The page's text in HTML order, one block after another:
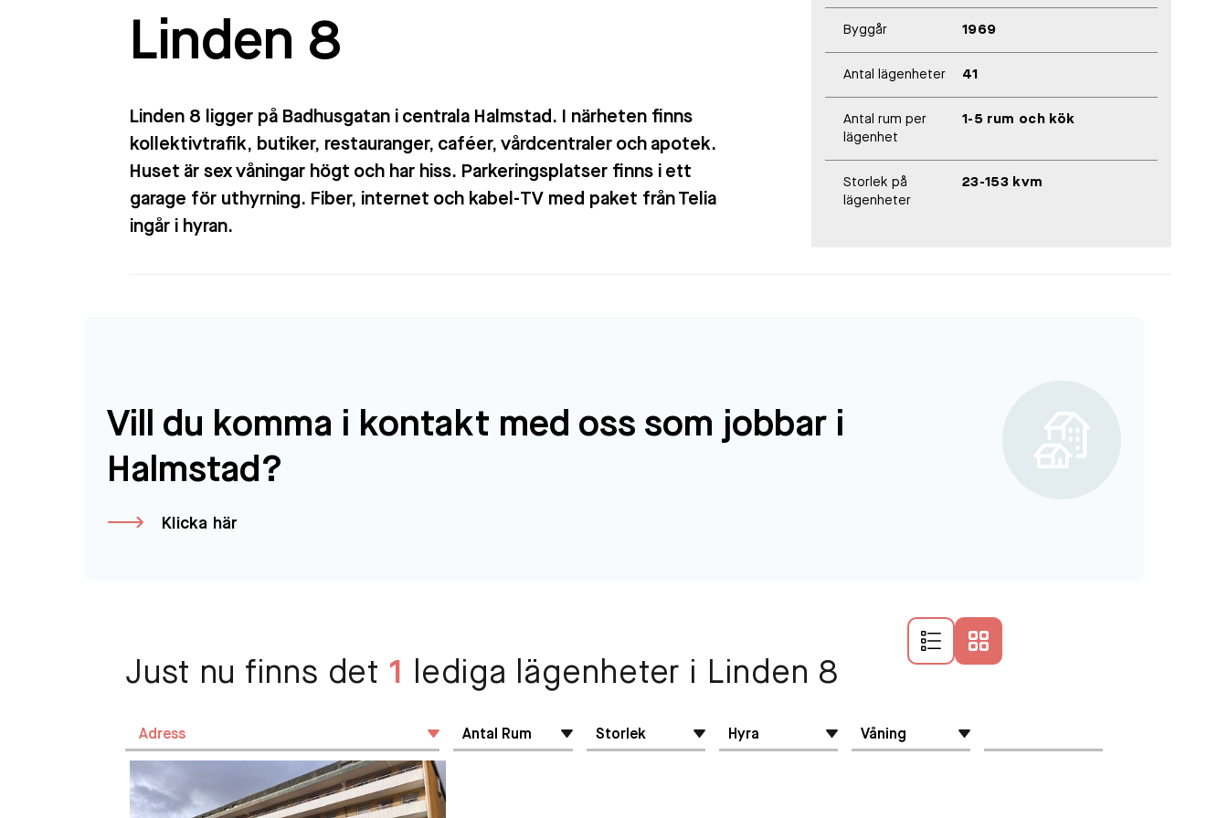
Linden 8
Linden 8 ligger på Badhusgatan i centrala Halmstad. I närheten finns
kollektivtrafik, butiker, restauranger, caféer, vårdcentraler och apotek.
Huset är sex våningar högt och har hiss. Parkeringsplatser finns i ett
garage för uthyrning. Fiber, internet och kabel-TV med paket från Telia
ingår i hyran.
Byggår 1969
Antal lägenheter 41
Antal rum per
lägenhet
1-5 rum och kök
Storlek på
lägenheter
23-153 kvm
Vill du komma i kontakt med oss som jobbar i
Halmstad?
Klicka här
Just nu finns det 1 lediga lägenheter i Linden 8
Adress Antal Rum Storlek Hyra Våning